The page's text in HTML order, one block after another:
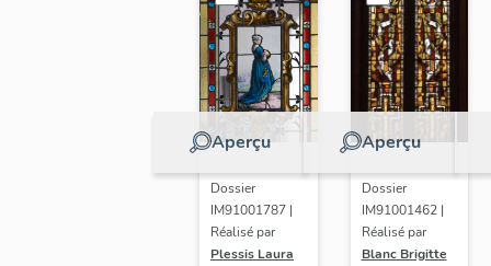
Aperçu
Dossier
IM91001787 |
Réalisé par
Plessis Laura
Aperçu
Dossier
IM91001462 |
Réalisé par
Blanc Brigitte